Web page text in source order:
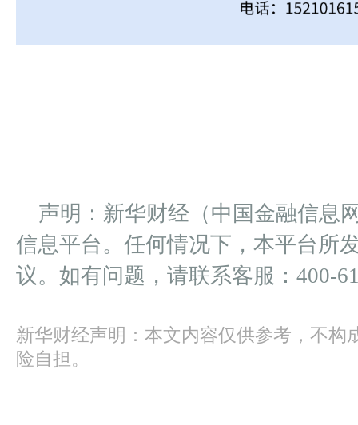
声明：新华财经（中国金融信息
信息平台。任何情况下，本平台所
议。如有问题，请联系客服：400-
新华财经声明：本文内容仅供参考，不构
险自担。